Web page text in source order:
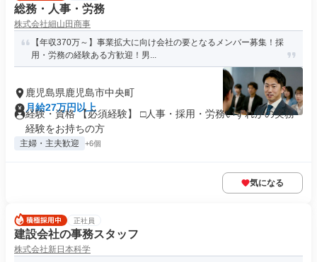
総務・人事・労務
株式会社細山田商事
【年収370万～】事業拡大に向け会社の要となるメンバー募集！採
用・労務の経験ある方歓迎！男...
鹿児島県鹿児島市中央町
月給27万円以上
経験・資格 【必須経験】 □人事・採用・労務いずれかの実務
経験をお持ちの方
主婦・主夫歓迎 +6個
気になる
正社員
建設会社の事務スタッフ
株式会社新日本科学